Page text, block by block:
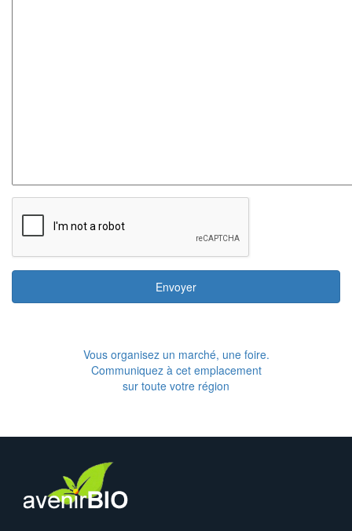
Envoyer
Vous organisez un marché, une foire.
Communiquez à cet emplacement
sur toute votre région